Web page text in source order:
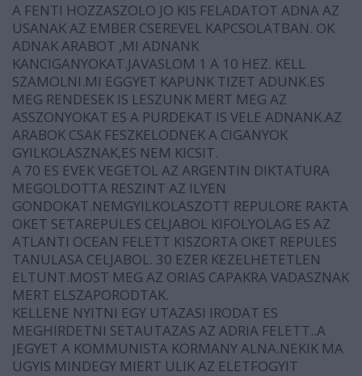
A FENTI HOZZASZOLO JO KIS FELADATOT ADNA AZ
USANAK AZ EMBER CSEREVEL KAPCSOLATBAN. OK
ADNAK ARABOT ,MI ADNANK
KANCIGANYOKAT.JAVASLOM 1 A 10 HEZ. KELL
SZAMOLNI.MI EGGYET KAPUNK TIZET ADUNK.ES
MEG RENDESEK IS LESZUNK MERT MEG AZ
ASSZONYOKAT ES A PURDEKAT IS VELE ADNANK.AZ
ARABOK CSAK FESZKELODNEK A CIGANYOK
GYILKOLASZNAK,ES NEM KICSIT.
A 70 ES EVEK VEGETOL AZ ARGENTIN DIKTATURA
MEGOLDOTTA RESZINT AZ ILYEN
GONDOKAT.NEMGYILKOLASZOTT REPULORE RAKTA
OKET SETAREPULES CELJABOL KIFOLYOLAG ES AZ
ATLANTI OCEAN FELETT KISZORTA OKET REPULES
TANULASA CELJABOL. 30 EZER KEZELHETETLEN
ELTUNT.MOST MEG AZ ORIAS CAPAKRA VADASZNAK
MERT ELSZAPORODTAK.
KELLENE NYITNI EGY UTAZASI IRODAT ES
MEGHIRDETNI SETAUTAZAS AZ ADRIA FELETT..A
JEGYET A KOMMUNISTA KORMANY ALNA.NEKIK MA
UGYIS MINDEGY MIERT ULIK AZ ELETFOGYIT